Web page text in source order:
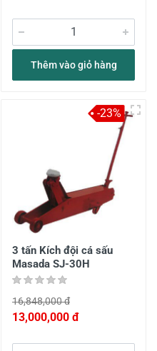
Thêm vào giỏ hàng
3 tấn Kích đội cá sấu
Masada SJ-30H
16,848,000 đ
13,000,000 đ
-23%